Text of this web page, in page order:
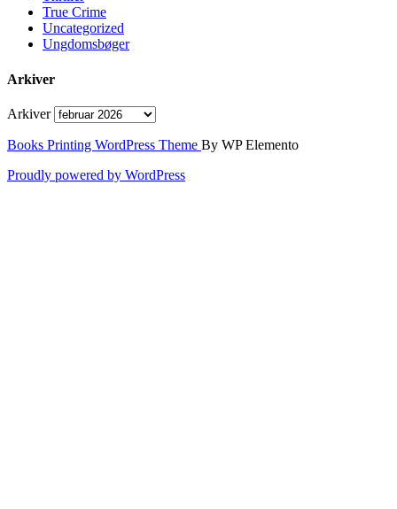
True Crime
Uncategorized
Ungdomsbøger
Arkiver
Arkiver
Books Printing WordPress Theme By WP Elemento
Proudly powered by WordPress